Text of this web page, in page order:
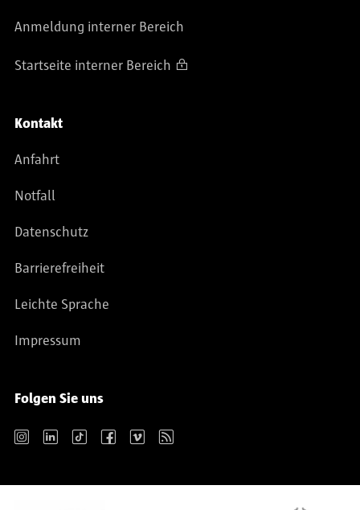
Anmeldung interner Bereich
Startseite interner Bereich
Kontakt
Anfahrt
Notfall
Datenschutz
Barrierefreiheit
Leichte Sprache
Impressum
Folgen Sie uns
Instagram LinkedIn TikTok Facebook Vimeo RSS